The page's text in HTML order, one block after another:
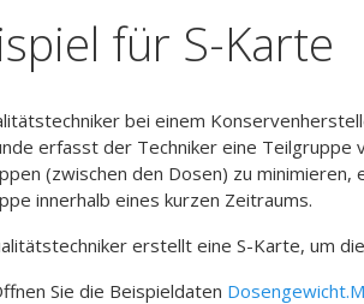
für S-Karte
bei einem
erfasst der Techniker eine Teilgruppe
(zwischen den Dosen) zu
innerhalb eines kurzen Zeitraums.
erstellt eine S-Karte, um
Sie die Beispieldaten